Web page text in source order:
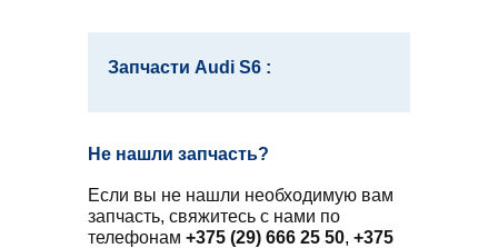
Запчасти Audi S6 :
Не нашли запчасть?
Если вы не нашли необходимую вам
запчасть, свяжитесь с нами по
телефонам +375 (29) 666 25 50, +375